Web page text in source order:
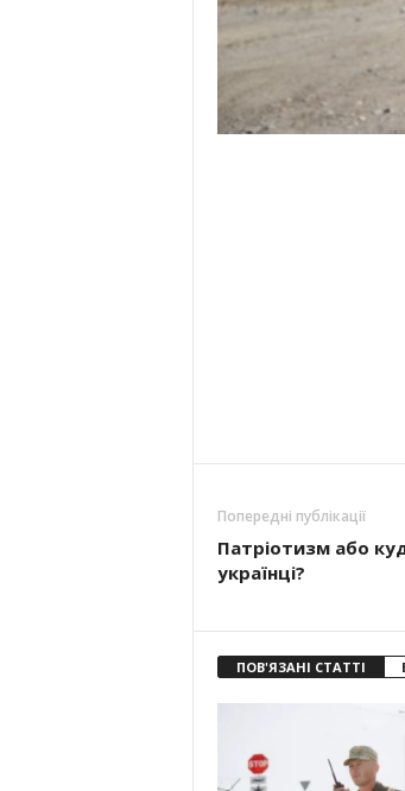
Попередні публікації
Патріотизм або
українці?
ПОВ'ЯЗАНІ СТАТТІ